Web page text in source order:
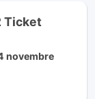
Ticket
novembre